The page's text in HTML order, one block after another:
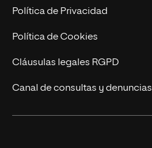
Postgrados
Cursos Universitarios
Trabaja en UNIR
Actualidad
UNIR Revista
Eventos
Política de Privacidad
Política de Cookies
Cláusulas legales RGPD
Canal de consultas y denuncias